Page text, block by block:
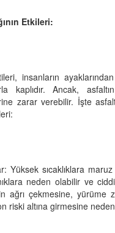
Etkileri:
insanların
kaplıdır. Ancak,
zarar verebilir. İşte asfalt
Yüksek sıcaklıklara
neden olabilir ve
ağrı çekmesine, yürüme
riski altına girmesine